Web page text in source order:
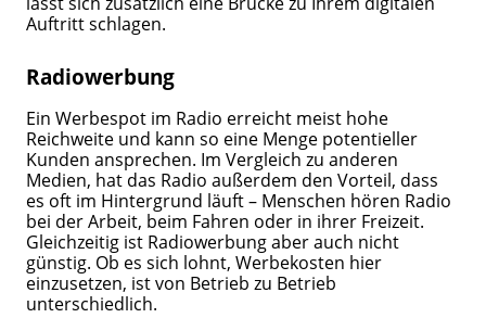
Auftritt schlagen.
Radiowerbung
Ein Werbespot im Radio erreicht meist hohe
Reichweite und kann so eine Menge potentieller
Kunden ansprechen. Im Vergleich zu anderen
Medien, hat das Radio außerdem den Vorteil, dass
es oft im Hintergrund läuft – Menschen hören Radio
bei der Arbeit, beim Fahren oder in ihrer Freizeit.
Gleichzeitig ist Radiowerbung aber auch nicht
günstig. Ob es sich lohnt, Werbekosten hier
einzusetzen, ist von Betrieb zu Betrieb
unterschiedlich.